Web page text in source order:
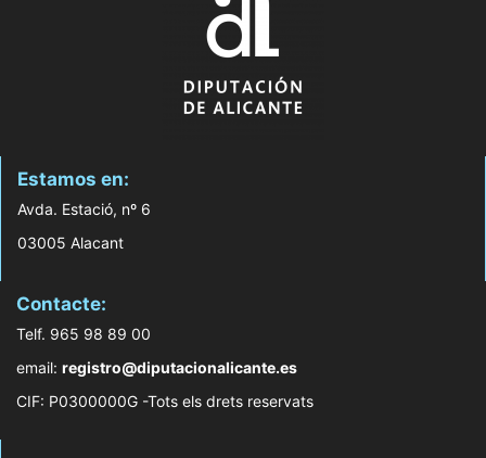
Estamos en:
Avda. Estació, nº 6
03005 Alacant
Contacte:
Telf. 965 98 89 00
email: registro@diputacionalicante.es
CIF: P0300000G -Tots els drets reservats